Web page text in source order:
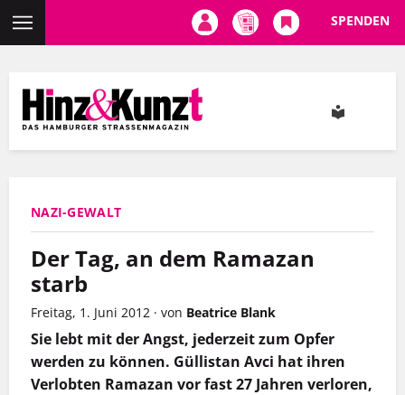
Inhalt
SPENDEN
NAZI-GEWALT
Der Tag, an dem Ramazan
starb
Freitag, 1. Juni 2012 · von Beatrice Blank
Sie lebt mit der Angst, jederzeit zum Opfer
werden zu können. Güllistan Avci hat ihren
Verlobten Ramazan vor fast 27 Jahren verloren,